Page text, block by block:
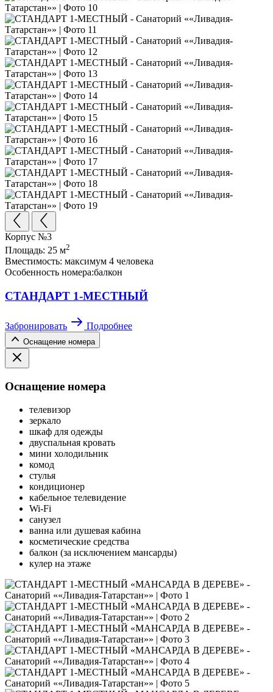
Корпус №3
Площадь: 25 м2
Вместимость: максимум 4 человека
Особенность номера:балкон
СТАНДАРТ 1-МЕСТНЫЙ
Забронировать Подробнее
Оснащение номера
Оснащение номера
телевизор
зеркало
шкаф для одежды
двуспальная кровать
мини холодильник
комод
стулья
кондиционер
кабельное телевидение
Wi-Fi
санузел
ванна или душевая кабина
косметические средства
балкон (за исключением мансарды)
кулер на этаже